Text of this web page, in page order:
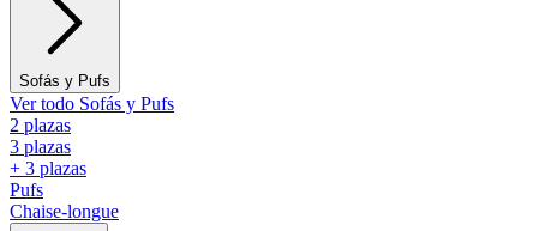
Sofás y Pufs
Ver todo Sofás y Pufs
2 plazas
3 plazas
+ 3 plazas
Pufs
Chaise-longue